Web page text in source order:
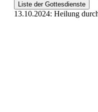
Liste der Gottesdienste
13.10.2024: Heilung